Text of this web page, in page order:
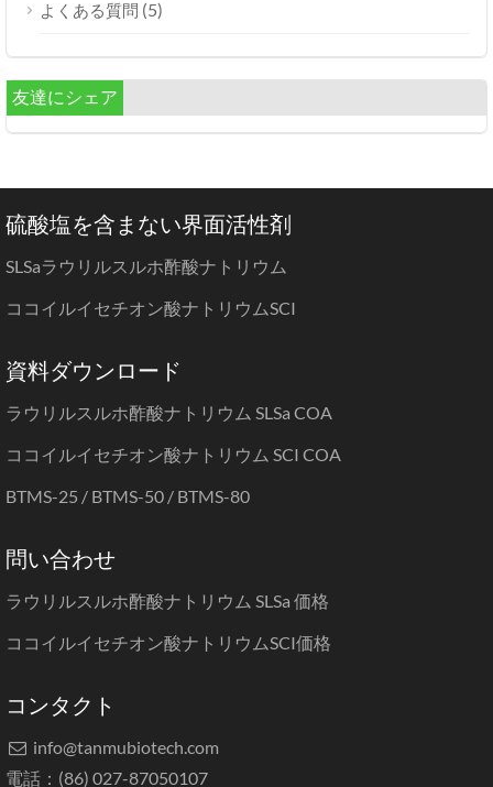
よくある質問 (5)
友達にシェア
硫酸塩を含まない界面活性剤
SLSaラウリルスルホ酢酸ナトリウム
ココイルイセチオン酸ナトリウムSCI
資料ダウンロード
ラウリルスルホ酢酸ナトリウム SLSa COA
ココイルイセチオン酸ナトリウム SCI COA
BTMS-25 / BTMS-50 / BTMS-80
問い合わせ
ラウリルスルホ酢酸ナトリウム SLSa 価格
ココイルイセチオン酸ナトリウムSCI価格
コンタクト
 info@tanmubiotech.com
電話：(86) 027-87050107